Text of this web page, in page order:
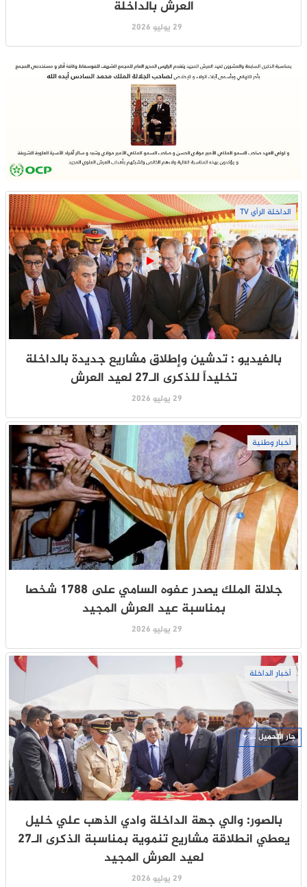
العرش بالداخلة
29 يوليو 2026
الداخلة الرأي TV
بالفيديو : تدشين وإطلاق مشاريع جديدة بالداخلة
تخليداً للذكرى الـ27 لعيد العرش
29 يوليو 2026
أخبار وطنية
جلالة الملك يصدر عفوه السامي على 1788 شخصا
بمناسبة عيد العرش المجيد
29 يوليو 2026
أخبار الداخلة
بالصور: والي جهة الداخلة وادي الذهب علي خليل
يعطي انطلاقة مشاريع تنموية بمناسبة الذكرى الـ27
لعيد العرش المجيد
29 يوليو 2026
جار التحميل ...